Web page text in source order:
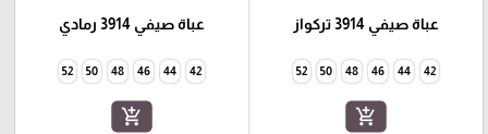
عباة صيفي 3914 تركواز
42
44
46
48
50
52
add_shopping_cart
عباة صيفي 3914 رمادي
42
44
46
48
50
52
add_shopping_cart